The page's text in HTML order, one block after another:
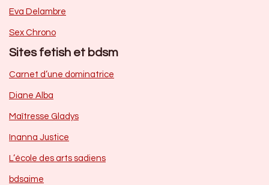
Eva Delambre
Sex Chrono
Sites fetish et bdsm
Carnet d’une dominatrice
Diane Alba
Maîtresse Gladys
Inanna Justice
L’école des arts sadiens
bdsaime